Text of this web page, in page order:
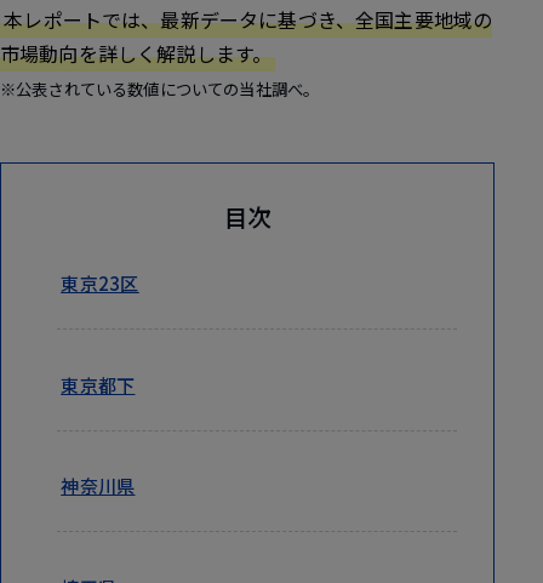
本レポートでは、最新データに基づき、全国主要地域の
市場動向を詳しく解説します。
※公表されている数値についての当社調べ。
目次
東京23区
東京都下
神奈川県